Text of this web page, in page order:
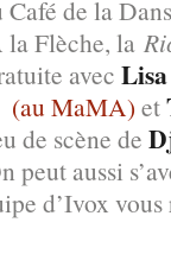
de la
la Flèche, la
avec
(au MaMA) et
de scène de
peut aussi
d’Ivox